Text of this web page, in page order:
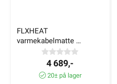
FLXHEAT
varmekabelmatte
150W/m² 6,0m² 860W
4 689,-
20± på lager